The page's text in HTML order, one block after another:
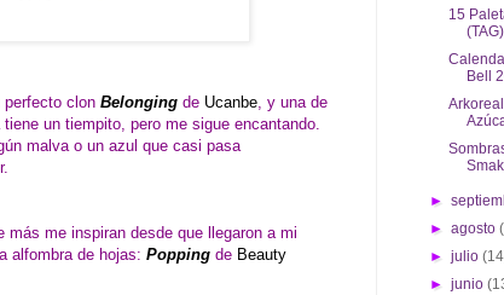
perfecto clon Belonging de Ucanbe, y una de
tiene un tiempito, pero me sigue encantando.
malva o un azul que casi pasa
me inspiran desde que llegaron a mi
alfombra de hojas: Popping de Beauty
15
(TAG)
Bell
►
►agosto
►julio
►junio